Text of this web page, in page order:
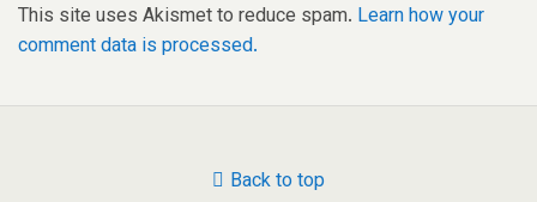
This site uses Akismet to reduce spam. Learn how your
comment data is processed.
Back to top